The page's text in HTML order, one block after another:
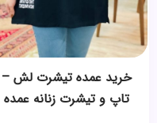
خرید عمده تیشرت لش –
تاپ و تیشرت زنانه عمده